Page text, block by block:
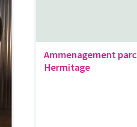
Ammenagement parc
Hermitage